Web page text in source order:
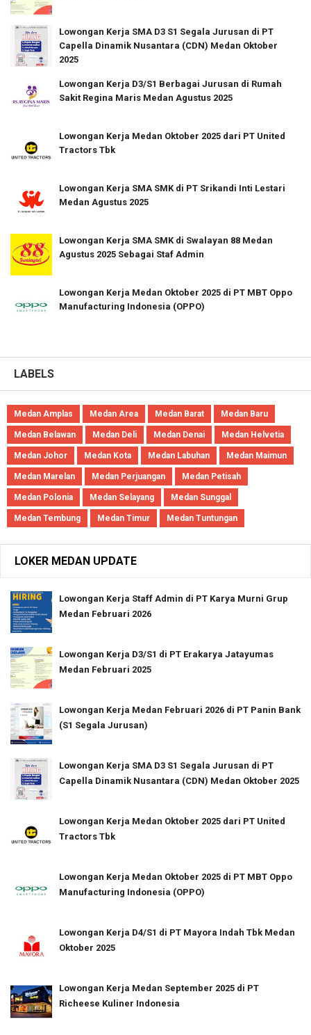
Lowongan Kerja SMA D3 S1 Segala Jurusan di PT
Capella Dinamik Nusantara (CDN) Medan Oktober
2025
Lowongan Kerja D3/S1 Berbagai Jurusan di Rumah
Sakit Regina Maris Medan Agustus 2025
Lowongan Kerja Medan Oktober 2025 dari PT United
Tractors Tbk
Lowongan Kerja SMA SMK di PT Srikandi Inti Lestari
Medan Agustus 2025
Lowongan Kerja SMA SMK di Swalayan 88 Medan
Agustus 2025 Sebagai Staf Admin
Lowongan Kerja Medan Oktober 2025 di PT MBT Oppo
Manufacturing Indonesia (OPPO)
LABELS
Medan Amplas Medan Area Medan Barat Medan Baru
Medan Belawan Medan Deli Medan Denai Medan Helvetia
Medan Johor Medan Kota Medan Labuhan Medan Maimun
Medan Marelan Medan Perjuangan Medan Petisah
Medan Polonia Medan Selayang Medan Sunggal
Medan Tembung Medan Timur Medan Tuntungan
LOKER MEDAN UPDATE
Lowongan Kerja Staff Admin di PT Karya Murni Grup
Medan Februari 2026
Lowongan Kerja D3/S1 di PT Erakarya Jatayumas
Medan Februari 2025
Lowongan Kerja Medan Februari 2026 di PT Panin Bank
(S1 Segala Jurusan)
Lowongan Kerja SMA D3 S1 Segala Jurusan di PT
Capella Dinamik Nusantara (CDN) Medan Oktober 2025
Lowongan Kerja Medan Oktober 2025 dari PT United
Tractors Tbk
Lowongan Kerja Medan Oktober 2025 di PT MBT Oppo
Manufacturing Indonesia (OPPO)
Lowongan Kerja D4/S1 di PT Mayora Indah Tbk Medan
Oktober 2025
Lowongan Kerja Medan September 2025 di PT
Richeese Kuliner Indonesia